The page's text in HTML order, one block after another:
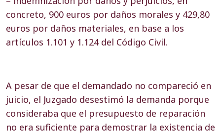
concreto, 900 euros por daños morales y 429,80
euros por daños materiales, en base a los
artículos 1.101 y 1.124 del Código Civil.
A pesar de que el demandado no compareció en
juicio, el Juzgado desestimó la demanda porque
consideraba que el presupuesto de reparación
no era suficiente para demostrar la existencia de